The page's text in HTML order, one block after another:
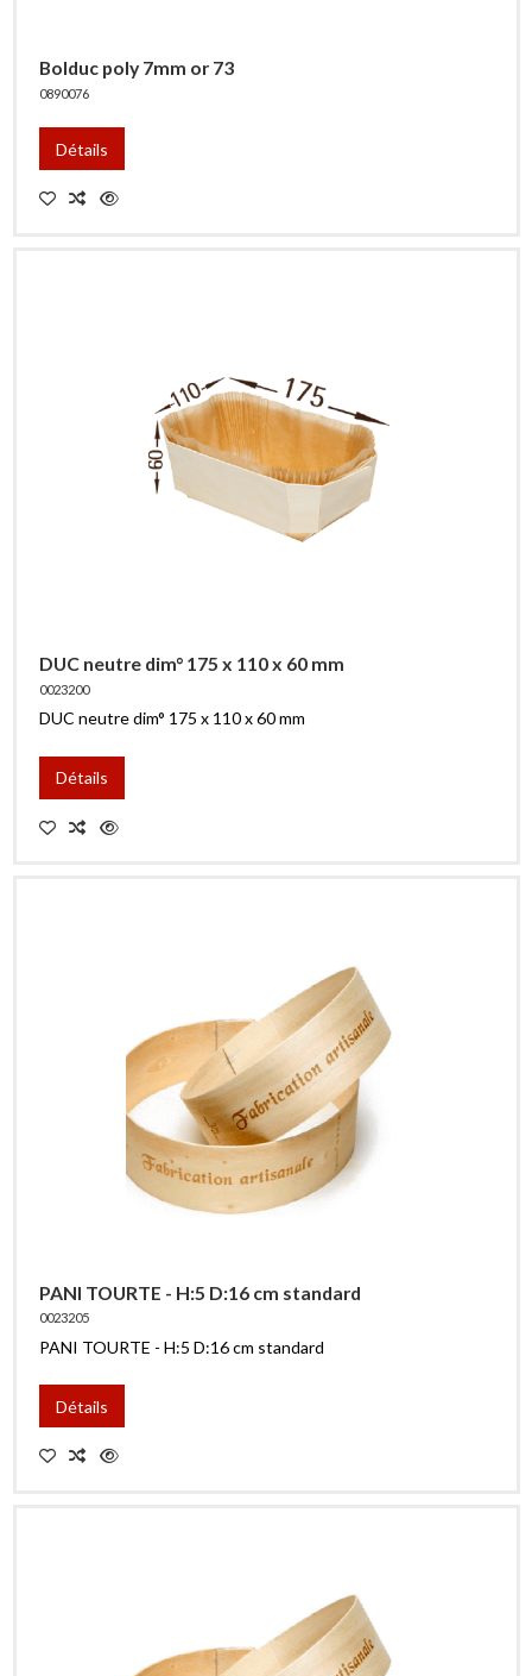
Bolduc poly 7mm or 73
0890076
Détails
DUC neutre dim° 175 x 110 x 60 mm
0023200
DUC neutre dim° 175 x 110 x 60 mm
Détails
PANI TOURTE - H:5 D:16 cm standard
0023205
PANI TOURTE - H:5 D:16 cm standard
Détails